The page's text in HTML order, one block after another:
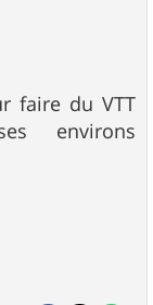
faire du VTT
environs